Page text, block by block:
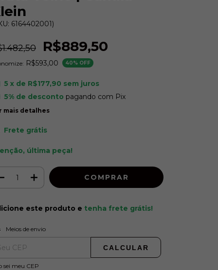
6164402001)
R$889,50
R$593,00 40% OFF
5 x de R$177,90 sem juros
5% de desconto pagando com Pix
mais detalhes
Frete grátis
última peça!
este produto e tenha frete grátis!
para o CEP:
Meios de envio
CALCULAR
sei meu CEP